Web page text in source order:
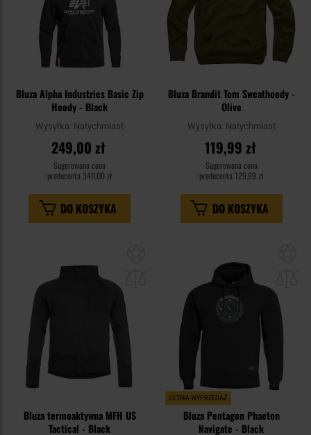
Bluza Alpha Industries Basic Zip
Hoody - Black
Wysyłka: Natychmiast
249,00 zł
Sugerowana cena
producenta 349,00 zł
DO KOSZYKA
Bluza Brandit Tom Sweathoody -
Olive
Wysyłka: Natychmiast
119,99 zł
Sugerowana cena
producenta 129,99 zł
DO KOSZYKA
Bluza termoaktywna MFH US
Tactical - Black
LETNIA WYPRZEDAŻ
Bluza Pentagon Phaeton
Navigate - Black